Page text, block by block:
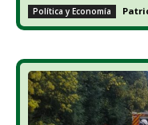
Política y Economía